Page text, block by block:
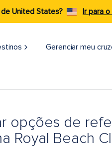
United States? Ir para
Gerenciar meu
opções de
Royal Beach